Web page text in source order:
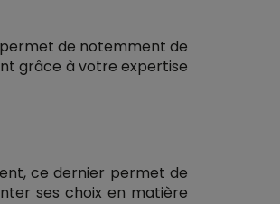
de notemment de
grâce à votre expertise
ce dernier permet de
ses choix en matière